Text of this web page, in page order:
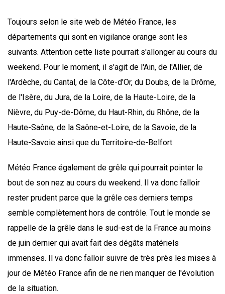
Toujours selon le site web de Météo France, les
départements qui sont en vigilance orange sont les
suivants. Attention cette liste pourrait s'allonger au cours du
weekend. Pour le moment, il s'agit de l'Ain, de l'Allier, de
l'Ardèche, du Cantal, de la Côte-d'Or, du Doubs, de la Drôme,
de l'Isère, du Jura, de la Loire, de la Haute-Loire, de la
Nièvre, du Puy-de-Dôme, du Haut-Rhin, du Rhône, de la
Haute-Saône, de la Saône-et-Loire, de la Savoie, de la
Haute-Savoie ainsi que du Territoire-de-Belfort.
Météo France également de grêle qui pourrait pointer le
bout de son nez au cours du weekend. Il va donc falloir
rester prudent parce que la grêle ces derniers temps
semble complètement hors de contrôle. Tout le monde se
rappelle de la grêle dans le sud-est de la France au moins
de juin dernier qui avait fait des dégâts matériels
immenses. Il va donc falloir suivre de très près les mises à
jour de Météo France afin de ne rien manquer de l'évolution
de la situation.